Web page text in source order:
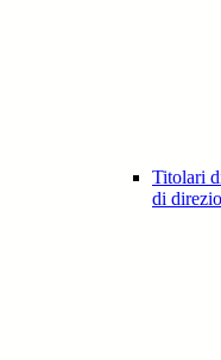
Titolari
di